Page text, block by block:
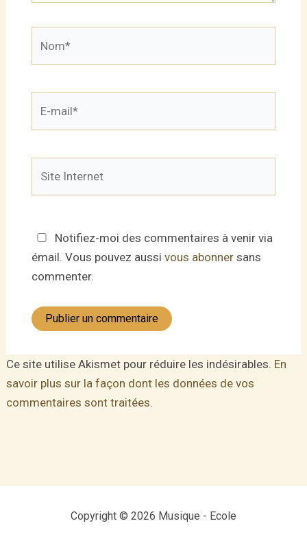
Notifiez-moi des commentaires à venir via
émail. Vous pouvez aussi vous abonnersans
commenter.
Ce site utilise Akismet pour réduire les indésirables. En
savoir plus sur la façon dont les données de vos
commentaires sont traitées.
Copyright © 2026 Musique - Ecole